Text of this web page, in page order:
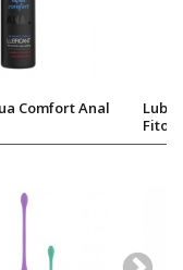
Comfort Anal